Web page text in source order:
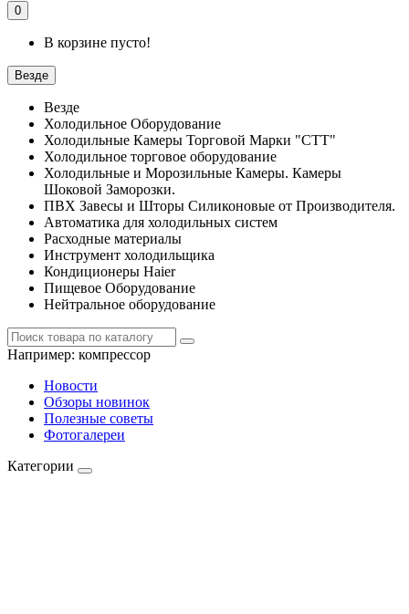
0
В корзине пусто!
Везде
Везде
Холодильное Оборудование
Холодильные Камеры Торговой Марки "СТТ"
Холодильное торговое оборудование
Холодильные и Морозильные Камеры. Камеры
Шоковой Заморозки.
ПВХ Завесы и Шторы Силиконовые от Производителя.
Автоматика для холодильных систем
Расходные материалы
Инструмент холодильщика
Кондиционеры Haier
Пищевое Оборудование
Нейтральное оборудование
Например: компрессор
Новости
Обзоры новинок
Полезные советы
Фотогалереи
Категории